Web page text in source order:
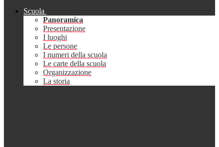
Scuola
Panoramica
Presentazione
I luoghi
Le persone
I numeri della scuola
Le carte della scuola
Organizzazione
La storia